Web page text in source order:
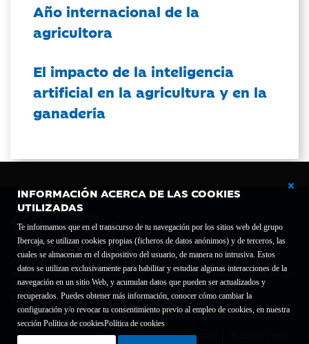
INFORMACIÓN ACERCA DE LAS COOKIES
UTILIZADAS
Te informamos que en el transcurso de tu navegación por los sitios web del grupo
Ibercaja, se utilizan cookies propias (ficheros de datos anónimos) y de terceros, las
cuales se almacenan en el dispositivo del usuario, de manera no intrusiva. Estos
datos se utilizan exclusivamente para habilitar y estudiar algunas interacciones de la
navegación en un sitio Web, y acumulan datos que pueden ser actualizados y
recuperados. Puedes obtener más información, conocer cómo cambiar la
configuración y/o revocar tu consentimiento previo al empleo de cookies, en nuestra
sección Política de cookiesPolítica de cookies
Año internacional de la
agricultora
El impacto de la inteligencia
artificial en la agricultura y en la
ganadería
Fundación Bancaria Ibercaja C.I.F. G-50000652.
Inscrita en el Registro de Fundaciones del Mº de Educación, Cultura y Deporte con el nº
1689.
Domicilio social: Joaquín Costa, 13. 50001 Zaragoza.
Contacto
Declaración de accesibilidad
Aviso legal Política de privacidad